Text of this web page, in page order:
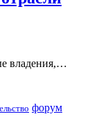
владения,…
форум